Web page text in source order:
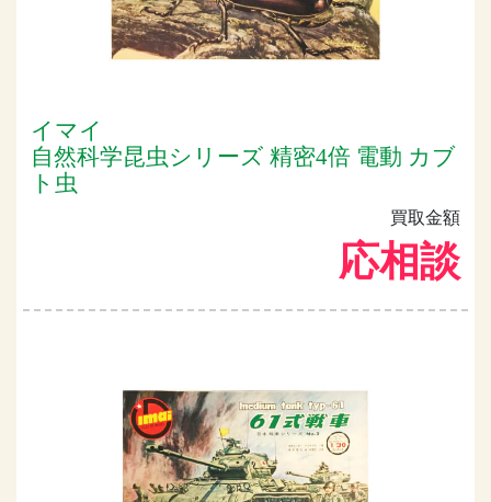
イマイ
自然科学昆虫シリーズ 精密4倍 電動 カブ
ト虫
買取金額
応相談